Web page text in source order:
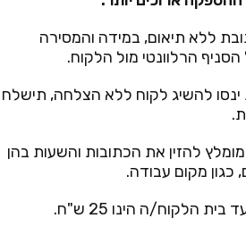
ללא תיאום, במידה והמסירה
הרלוונטי מול הלקוח.
ינסו להשיג לקוח ללא הצלחה, תישלח
להזין את הכתובות והשעות בהן
כגון מקום עבודה.
הלקוח/ה הינו 25 ש"ח.